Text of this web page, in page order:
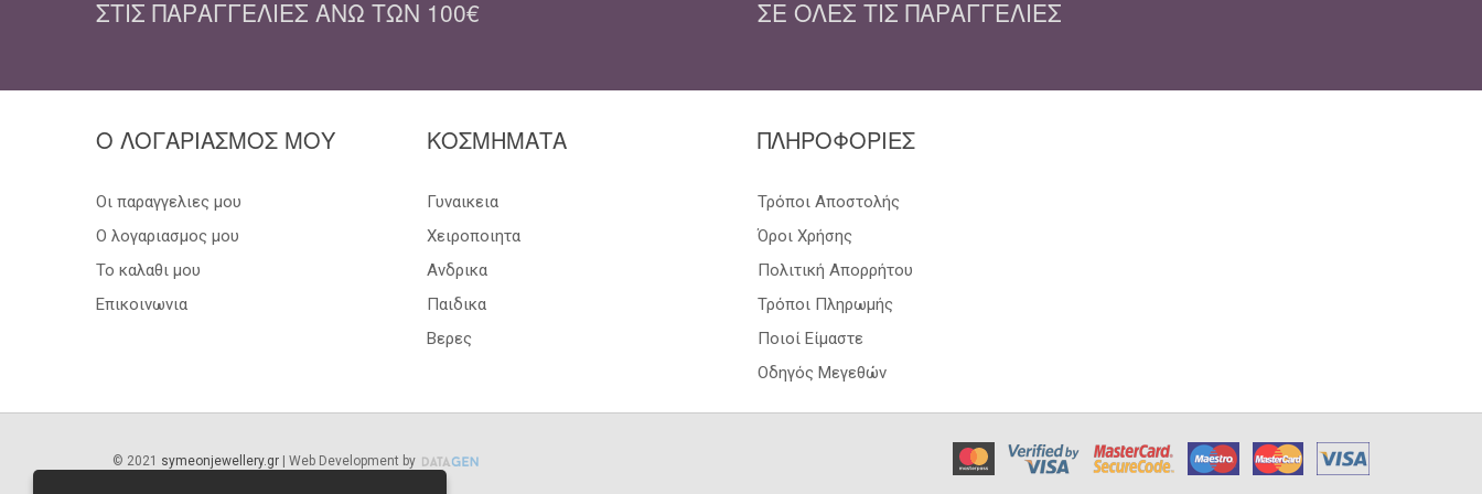
ΣΤΙΣ ΠΑΡΑΓΓΕΛΊΕΣ ΆΝΩ ΤΩΝ 100€ ΣΕ ΌΛΕΣ ΤΙΣ ΠΑΡΑΓΓΕΛΊΕΣ
Ο ΛΟΓΑΡΙΑΣΜΟΣ ΜΟΥ
Οι παραγγελιες μου
Ο λογαριασμος μου
Το καλαθι μου
Επικοινωνια
ΚΟΣΜΗΜΑΤΑ
Γυναικεια
Χειροποιητα
Ανδρικα
Παιδικα
Βερες
ΠΛΗΡΟΦΟΡΙΕΣ
Τρόποι Αποστολής
Όροι Χρήσης
Πολιτική Απορρήτου
Τρόποι Πληρωμής
Ποιοί Είμαστε
Οδηγός Μεγεθών
© 2021 symeonjewellery.gr | Web Development by